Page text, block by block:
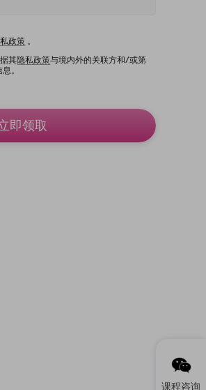
政策 。
其隐私政策与境内外的关联方和/或第
。
即领取
课程咨询